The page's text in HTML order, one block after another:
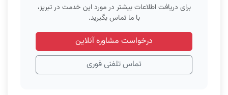
برای دریافت اطلاعات بیشتر در مورد این خدمت در تبریز،
با ما تماس بگیرید.
درخواست مشاوره آنلاین
تماس تلفنی فوری